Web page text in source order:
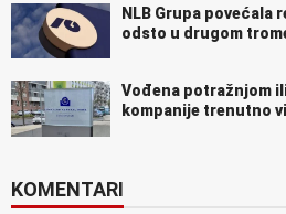
NLB Grupa povećala
odsto u drugom
Vođena potražnjom
kompanije trenutno
KOMENTARI